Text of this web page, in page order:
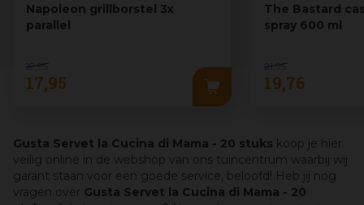
Napoleon grillborstel 3x
parallel
19 95
17,95
The Bastard
spray 600 ml
21 ,95
19,76
Gusta Servet la Cucina di Mama - 20 stuks koop je hier
veilig online in de webshop van ons tuincentrum waarbij wij
garant staan voor een goede service, beloofd! Heb jij nog
vragen over Gusta Servet la Cucina di Mama - 20